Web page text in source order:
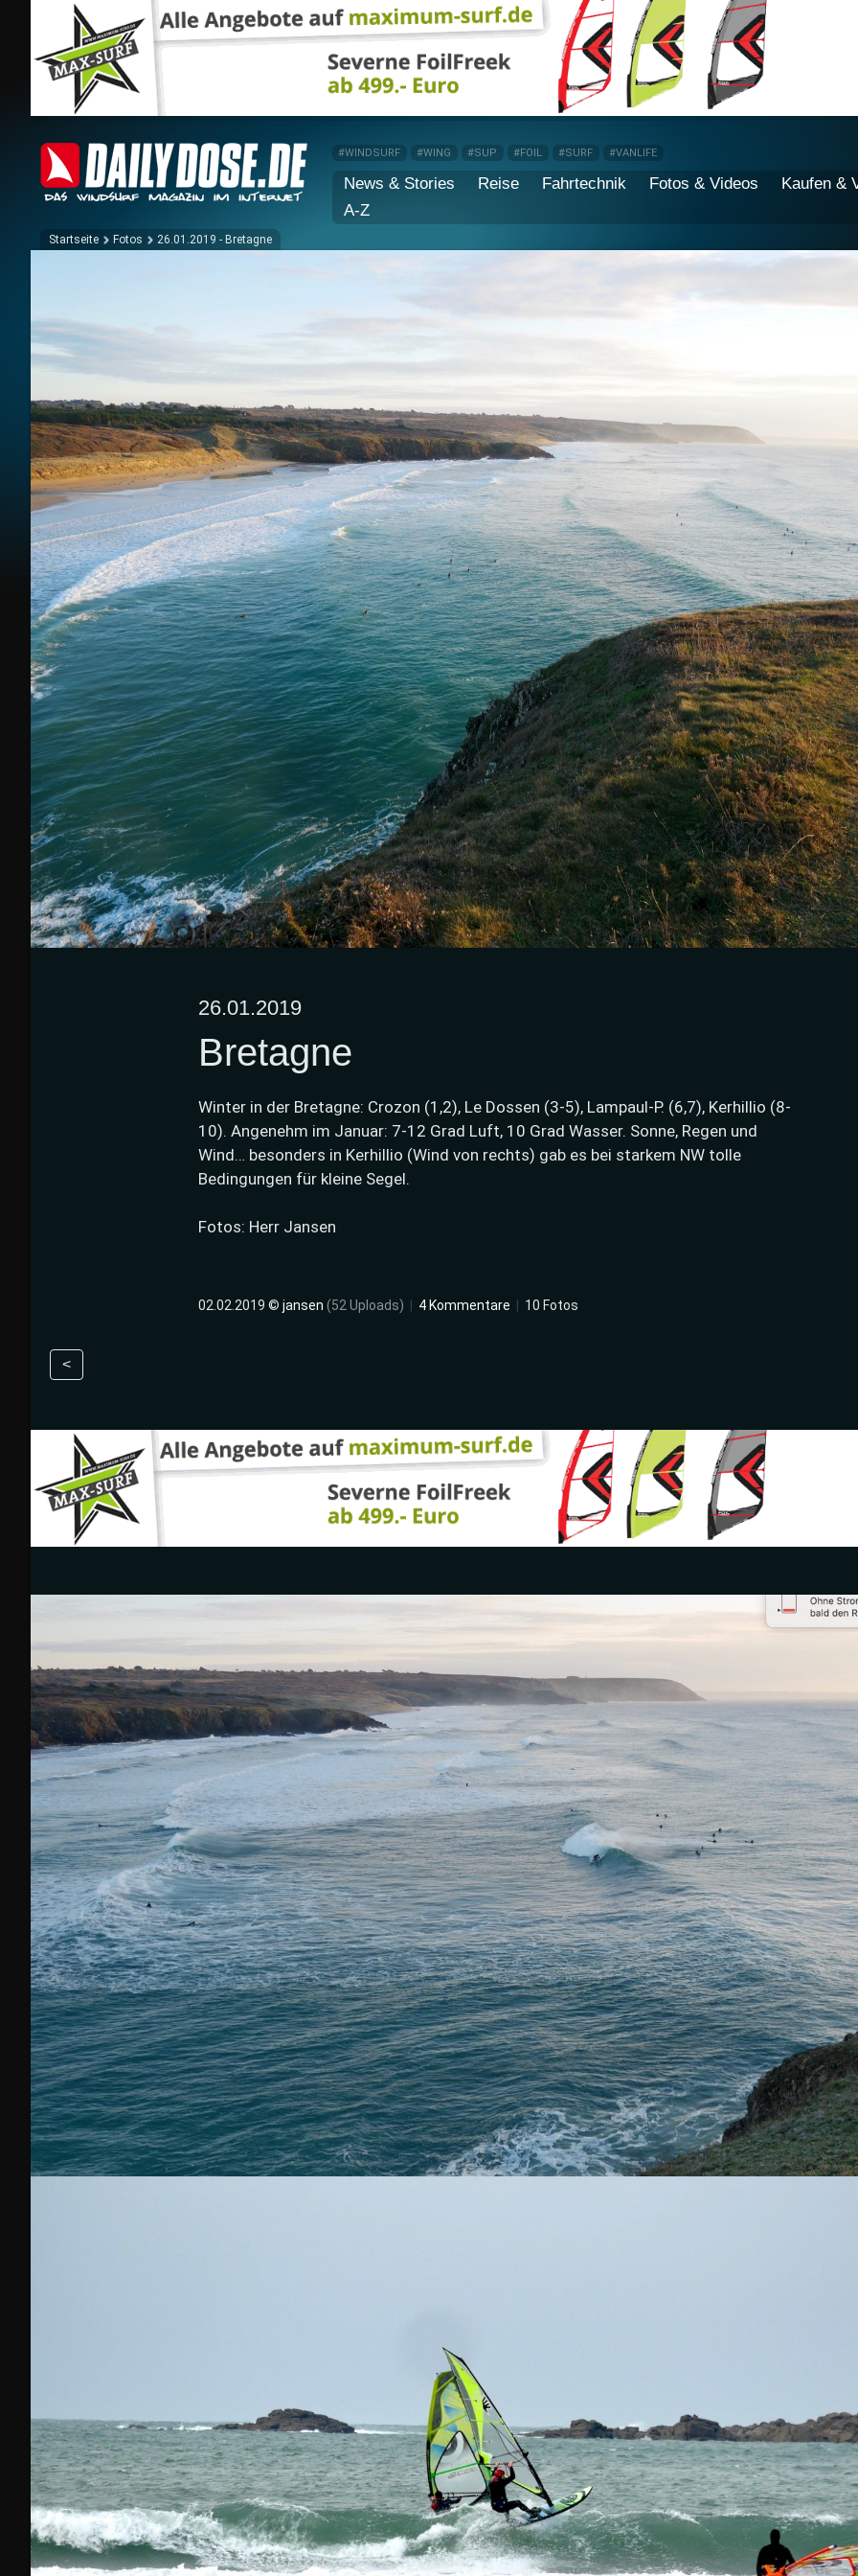
#WINDSURF #WING #SUP #FOIL #SURF #VANLIFE
News & Stories Reise Fahrtechnik Fotos & Videos
Kaufen &
A-Z
Startseite Fotos 26.01.2019 - Bretagne
26.01.2019
Bretagne
Winter in der Bretagne: Crozon (1,2), Le Dossen (3-5), Lampaul-P. (6,7), Kerhillio (8-
10). Angenehm im Januar: 7-12 Grad Luft, 10 Grad Wasser. Sonne, Regen und
Wind… besonders in Kerhillio (Wind von rechts) gab es bei starkem NW tolle
Bedingungen für kleine Segel.
Fotos: Herr Jansen
02.02.2019 © jansen (52 Uploads) 4 Kommentare 10 Fotos
<